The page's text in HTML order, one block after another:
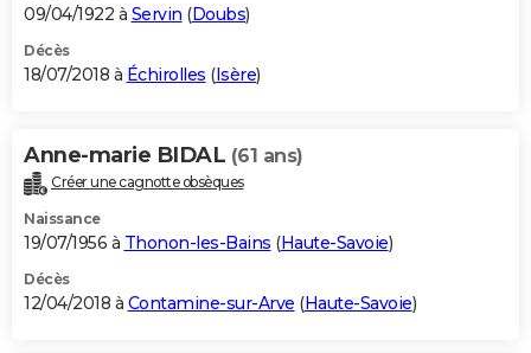
09/04/1922 à Servin (Doubs)
Décès
18/07/2018 à Échirolles (Isère)
Anne-marie BIDAL (61 ans)
Créer une cagnotte obsèques
Naissance
19/07/1956 à Thonon-les-Bains (Haute-Savoie)
Décès
12/04/2018 à Contamine-sur-Arve (Haute-Savoie)